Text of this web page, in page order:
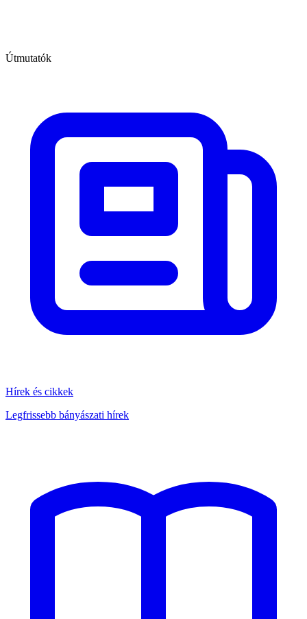
Útmutatók
Hírek és cikkek
Legfrissebb bányászati hírek